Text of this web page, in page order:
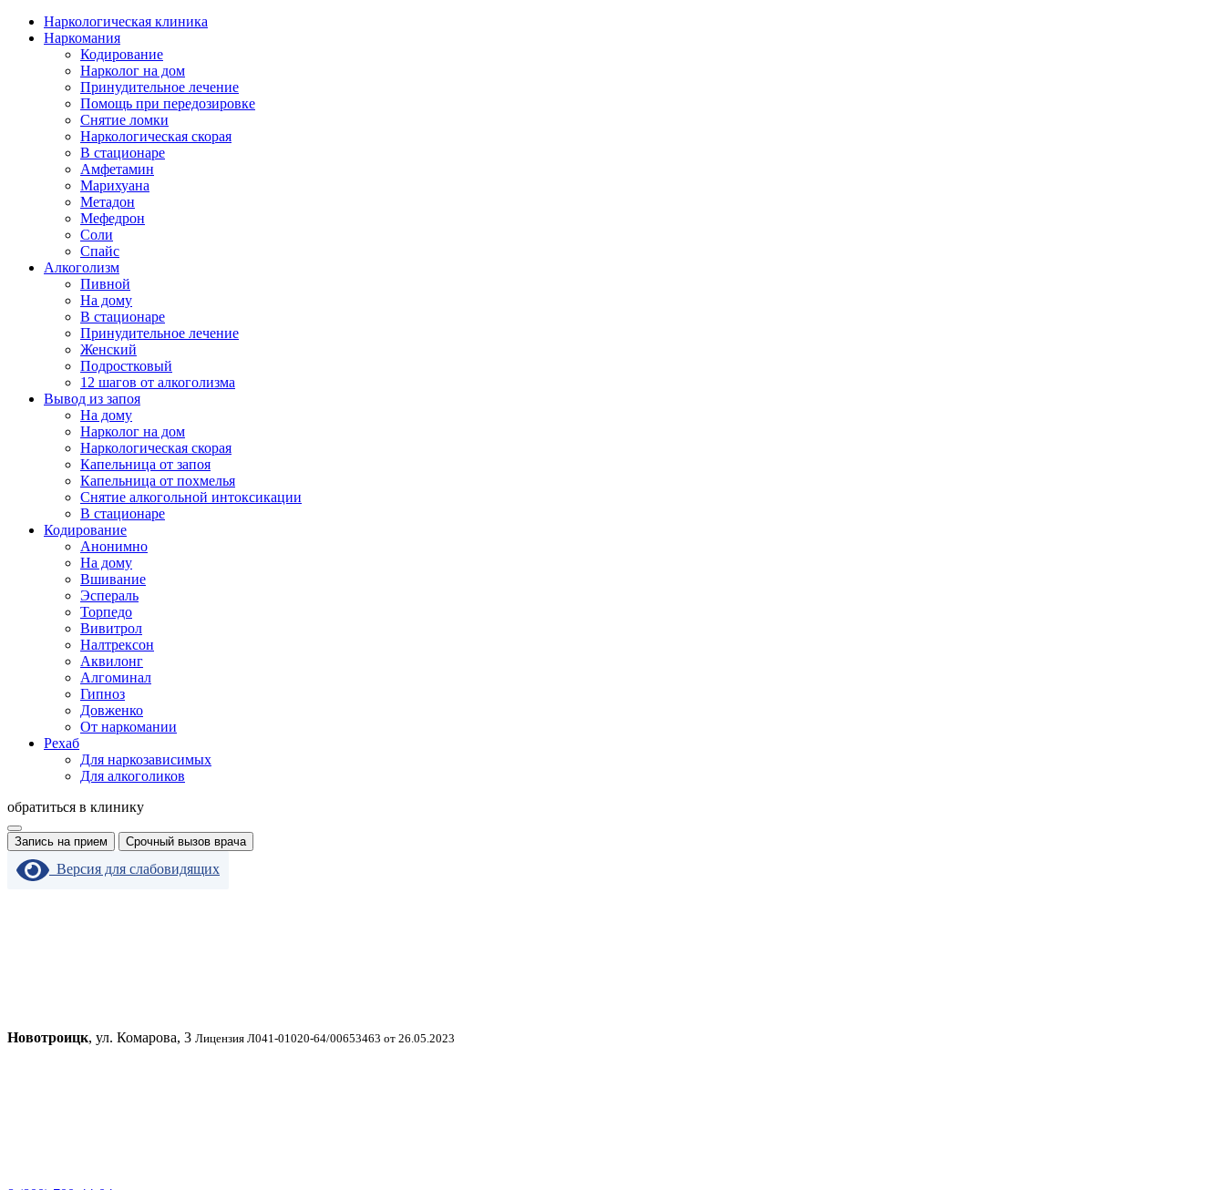
Наркологическая клиника
Наркомания
Кодирование
Нарколог на дом
Принудительное лечение
Помощь при передозировке
Снятие ломки
Наркологическая скорая
В стационаре
Амфетамин
Марихуана
Метадон
Мефедрон
Соли
Спайс
Алкоголизм
Пивной
На дому
В стационаре
Принудительное лечение
Женский
Подростковый
12 шагов от алкоголизма
Вывод из запоя
На дому
Нарколог на дом
Наркологическая скорая
Капельница от запоя
Капельница от похмелья
Снятие алкогольной интоксикации
В стационаре
Кодирование
Анонимно
На дому
Вшивание
Эспераль
Торпедо
Вивитрол
Налтрексон
Аквилонг
Алгоминал
Гипноз
Довженко
От наркомании
Рехаб
Для наркозависимых
Для алкоголиков
обратиться в клинику
Запись на прием Срочный вызов врача
Версия для слабовидящих
Новотроицк, ул. Комарова, 3 Лицензия Л041-01020-64/00653463 от 26.05.2023